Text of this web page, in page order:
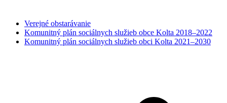
Verejné obstarávanie
Komunitný plán sociálnych služieb obce Kolta 2018–2022
Komunitný plán sociálnych služieb obci Kolta 2021–2030